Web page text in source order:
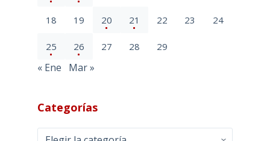
18 19 20 21 22 23 24
25 26 27 28 29
« Ene Mar »
Categorías
Categorías